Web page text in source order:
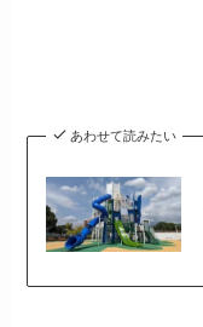
あわせて読みたい